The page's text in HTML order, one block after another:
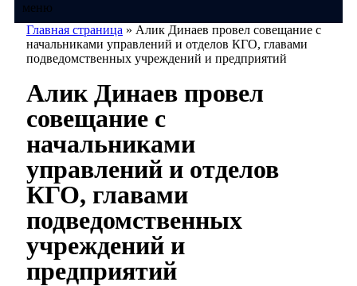
меню
Главная страница » Алик Динаев провел совещание с
начальниками управлений и отделов КГО, главами
подведомственных учреждений и предприятий
Алик Динаев провел
совещание с
начальниками
управлений и отделов
КГО, главами
подведомственных
учреждений и
предприятий